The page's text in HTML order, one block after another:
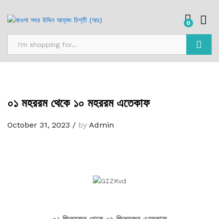
0
০১ মহররম থেকে ১০ মহররম এতেকাফ
October 31, 2023 / by Admin